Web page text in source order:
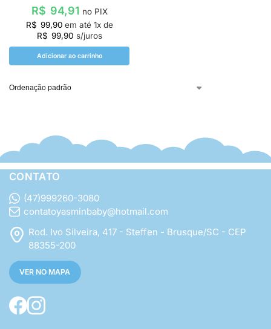
R$ 94,91 no PIX
R$ 99,90 em até 1x de
R$ 99,90 s/juros
Adicionar ao carrinho
CONTATO
(47)999260-3080
contatoyasminbaby@hotmail.com
Rod. Ivo Silveira, 417 - Steffen - Brusque/SC - CEP
88355-200
VER NO MAPA